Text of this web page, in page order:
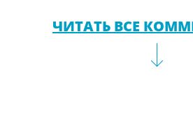
ЧИТАТЬ ВСЕ